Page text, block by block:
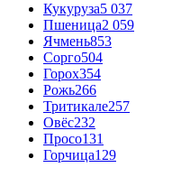
Кукуруза5 037
Пшеница2 059
Ячмень853
Сорго504
Горох354
Рожь266
Тритикале257
Овёс232
Просо131
Горчица129